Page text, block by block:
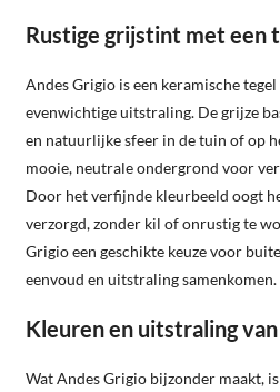
Rustige grijstint met een
Andes Grigio is een keramische
evenwichtige uitstraling. De grijze
en natuurlijke sfeer in de tuin of op
mooie, neutrale ondergrond voor
Door het verfijnde kleurbeeld oogt
verzorgd, zonder kil of onrustig te
Grigio een geschikte keuze voor
eenvoud en uitstraling samenkomen.
Kleuren en uitstraling
Wat Andes Grigio bijzonder maakt,